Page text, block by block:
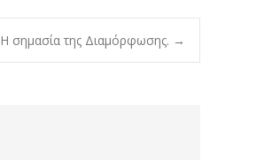
Η σημασία της Διαμόρφωσης. →